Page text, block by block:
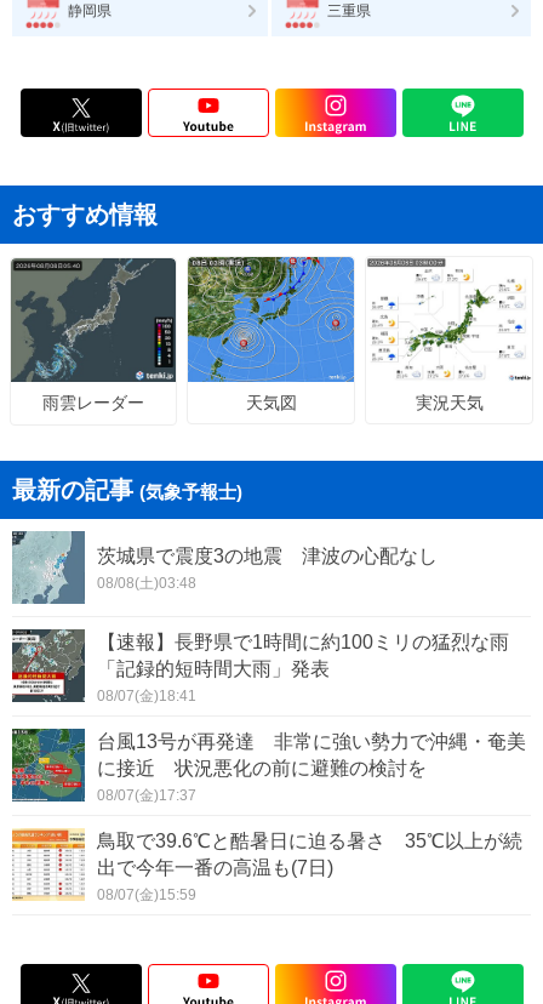
静岡県 三重県
おすすめ情報
雨雲レーダー 天気図 実況天気
最新の記事 (気象予報士)
茨城県で震度3の地震 津波の心配なし
08/08(土)03:48
【速報】長野県で1時間に約100ミリの猛烈な雨
「記録的短時間大雨」発表
08/07(金)18:41
台風13号が再発達 非常に強い勢力で沖縄・奄美
に接近 状況悪化の前に避難の検討を
08/07(金)17:37
鳥取で39.6℃と酷暑日に迫る暑さ 35℃以上が続
出で今年一番の高温も(7日)
08/07(金)15:59